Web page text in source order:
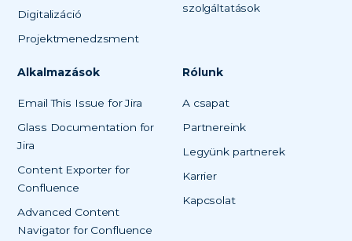
Digitalizáció
Projektmenedzsment
szolgáltatások
Alkalmazások
Email This Issue for Jira
Glass Documentation for
Jira
Content Exporter for
Confluence
Advanced Content
Navigator for Confluence
Rólunk
A csapat
Partnereink
Legyünk partnerek
Karrier
Kapcsolat